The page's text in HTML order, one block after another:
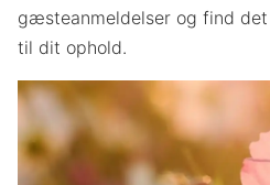
gæsteanmeldelser og find
til dit ophold.